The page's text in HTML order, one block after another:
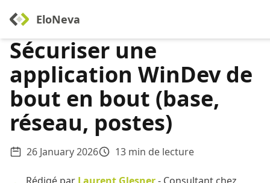
EloNeva
Sécuriser une
application WinDev de
bout en bout (base,
réseau, postes)
26 January 2026 13 min de lecture